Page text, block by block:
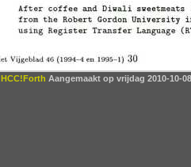
HCC!Forth Aangemaakt op vrijdag 2010-10-